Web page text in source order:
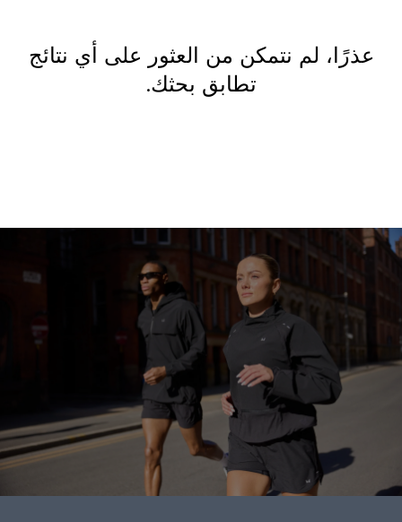
عذرًا، لم نتمكن من العثور على أي نتائج
تطابق بحثك.